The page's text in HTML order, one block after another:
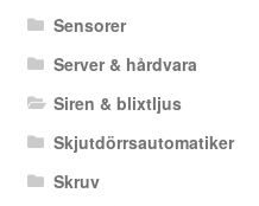
Sensorer
Server & hårdvara
Siren & blixtljus
Skjutdörrsautomatiker
Skruv